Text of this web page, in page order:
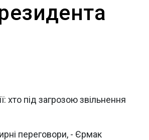
хто під загрозою звільнення
переговори, - Єрмак